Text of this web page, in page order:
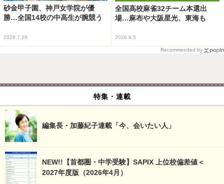
砂金甲子園、神戸女学院が優
勝…全国14校の中高生が腕競う
2026.7.29
全国高校麻雀32チーム本選出
場…麻布や大阪星光、東海も
2026.8.5
Recommended by
特集・連載
編集長・加藤紀子連載「今、会いたい人」
NEW!!【首都圏・中学受験】SAPIX 上位校偏差値＜
2027年度版（2026年4月）